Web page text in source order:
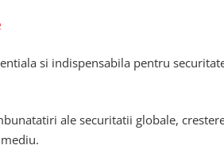
si indispensabila pentru
ale securitatii globale,